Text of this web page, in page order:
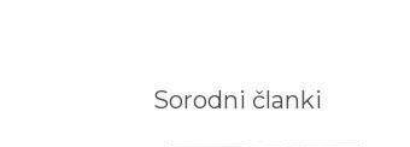
Sorodni članki